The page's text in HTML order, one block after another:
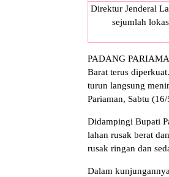
Direktur Jenderal
sejumlah
PADANG
Barat terus
turun langsung
Pariaman, Sabtu
Didampingi Bupati
lahan rusak berat
rusak ringan dan
Dalam